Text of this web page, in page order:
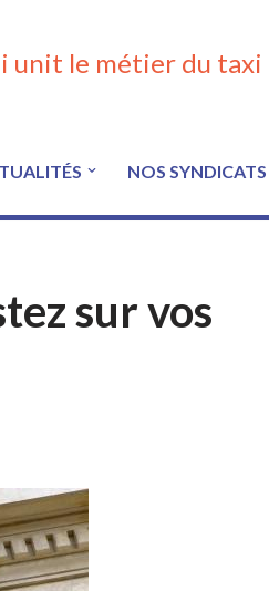
unit le métier du taxi
NOS SYNDICATS
sur vos